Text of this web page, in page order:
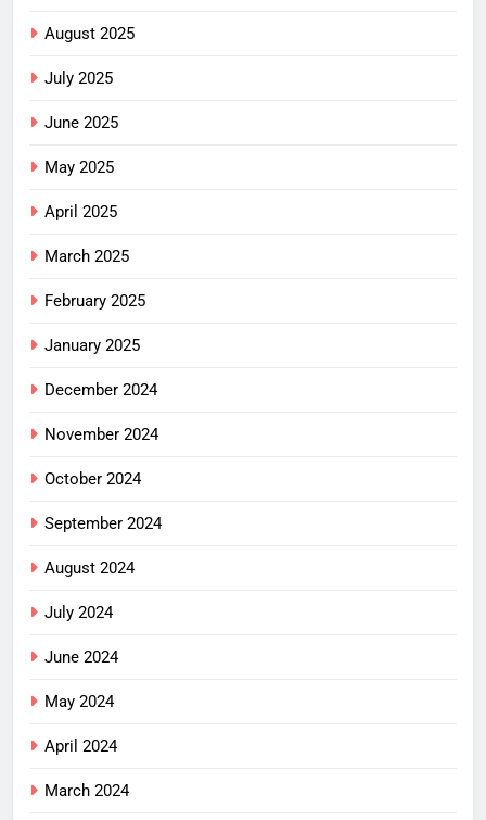
August 2025
July 2025
June 2025
May 2025
April 2025
March 2025
February 2025
January 2025
December 2024
November 2024
October 2024
September 2024
August 2024
July 2024
June 2024
May 2024
April 2024
March 2024